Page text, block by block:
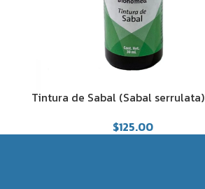
Tintura de Sabal (Sabal serrulata)
$125.00